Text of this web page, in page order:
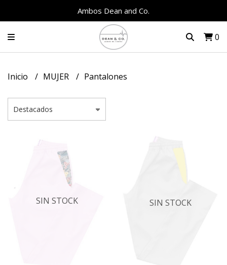
Ambos Dean and Co.
0
Inicio MUJER Pantalones
SIN STOCK SIN STOCK